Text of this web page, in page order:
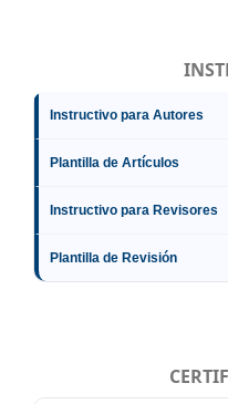
Instructivo para Autores
Plantilla de Artículos
Instructivo para Revisores
Plantilla de Revisión